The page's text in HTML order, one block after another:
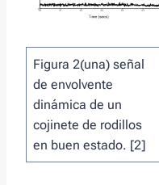
Figura 2(una) señal
de envolvente
dinámica de un
cojinete de rodillos
en buen estado. [2]